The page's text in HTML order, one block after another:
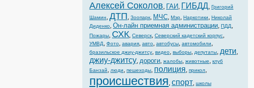
Алексей Соколов, ГАИ, ГИБДД, Григорий
Шамин, ДТП, Зоопарк, МЧС, Мэр, Наркотики, Николай
Диденко, Он-лайн приемная администрации, ПДД,
Пожары, СХК, Северск, Северский кадетский корпус,
УМВД, Фото, авария, авто, автобусы, автомобили,
бразильское джиу-джитсу, видео, выборы, депутаты, дети,
джиу-джитсу, дороги, жалобы, животные, клуб
Банзай, люди, пешеходы, полиция, прикол,
происшествия, спорт, школы